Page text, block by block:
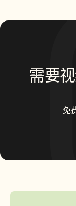
需要
免